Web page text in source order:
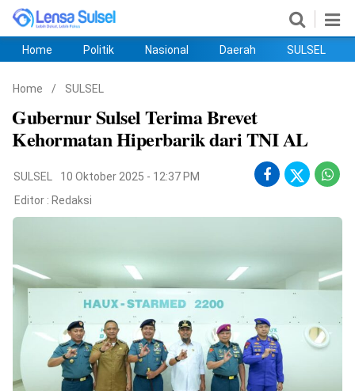
©
Copyright
lensasulsel.com
All
Right
Reserved
Home Politik Nasional Daerah SULSEL
Home / SULSEL
Gubernur Sulsel Terima Brevet
Kehormatan Hiperbarik dari TNI AL
SULSEL
10 Oktober 2025 - 12:37 PM
Editor : Redaksi